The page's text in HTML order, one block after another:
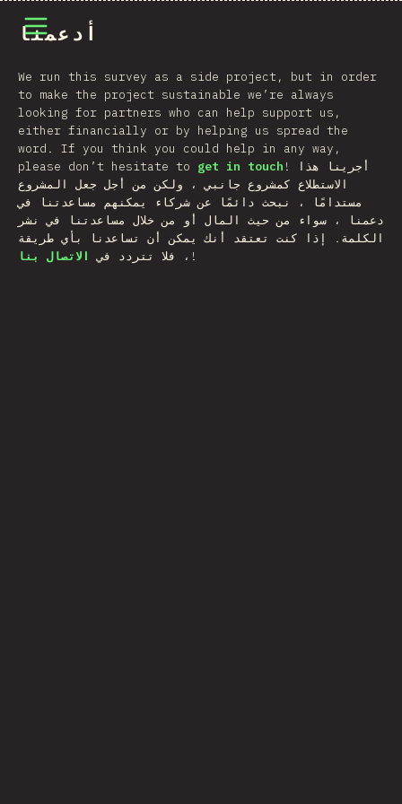
فتح القائمة
أدعمنا
We run this survey as a side project, but in order
to make the project sustainable we’re always
looking for partners who can help support us,
either financially or by helping us spread the
word. If you think you could help in any way,
please don’t hesitate to get in touch ! أجرينا هذا
الاستطلاع كمشروع جانبي ، ولكن من أجل جعل المشروع
مستدامًا ، نبحث دائمًا عن شركاء يمكنهم مساعدتنا في
دعمنا ، سواء من حيث المال أو من خلال مساعدتنا في نشر
الكلمة. إذا كنت تعتقد أنك يمكن أن تساعدنا بأي طريقة
، فلا تتردد في الاتصال بنا !